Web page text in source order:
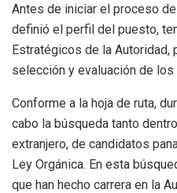
Antes de iniciar el proceso
definió el perfil del puesto,
Estratégicos de la Autoridad,
selección y evaluación de
Conforme a la hoja de ruta,
cabo la búsqueda tanto
extranjero, de candidatos
Ley Orgánica. En esta
que han hecho carrera en la